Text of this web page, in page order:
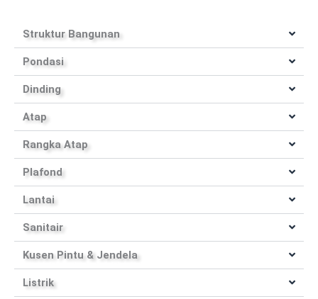
Struktur Bangunan
Pondasi
Dinding
Atap
Rangka Atap
Plafond
Lantai
Sanitair
Kusen Pintu & Jendela
Listrik